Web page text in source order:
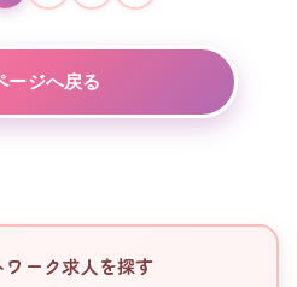
ージへ戻る
ーク求人を探す